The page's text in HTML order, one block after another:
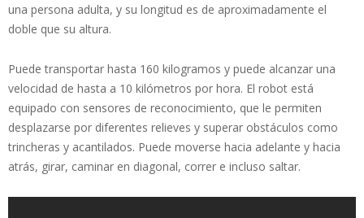
una persona adulta, y su longitud es de aproximadamente el
doble que su altura.
Puede transportar hasta 160 kilogramos y puede alcanzar una
velocidad de hasta a 10 kilómetros por hora. El robot está
equipado con sensores de reconocimiento, que le permiten
desplazarse por diferentes relieves y superar obstáculos como
trincheras y acantilados. Puede moverse hacia adelante y hacia
atrás, girar, caminar en diagonal, correr e incluso saltar.